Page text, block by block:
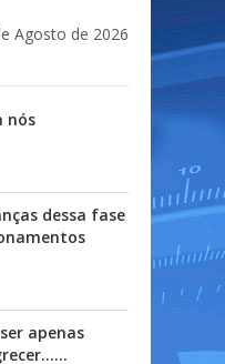
Agosto de 2026
nós
dessa fase
apenas